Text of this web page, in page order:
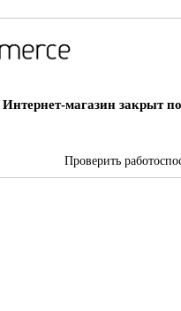
Интернет-магазин закрыт
Проверить